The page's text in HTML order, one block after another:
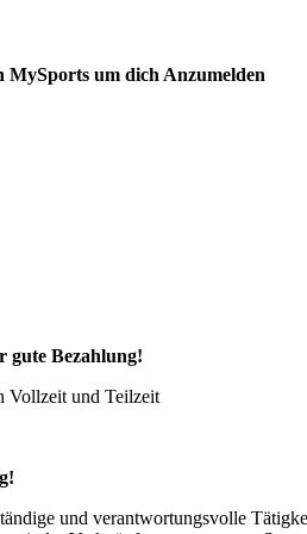
MySports um dich Anzumelden
Bezahlung!
Vollzeit und Teilzeit
und verantwortungsvolle